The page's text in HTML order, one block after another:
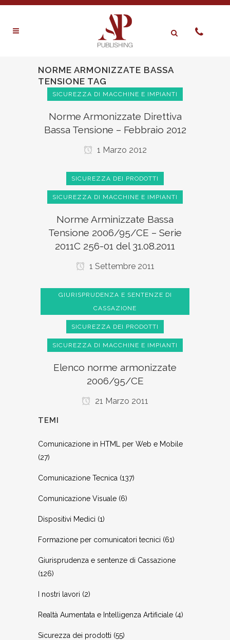
NORME ARMONIZZATE BASSA
TENSIONE TAG
SICUREZZA DI MACCHINE E IMPIANTI
Norme Armonizzate Direttiva
Bassa Tensione – Febbraio 2012
1 Marzo 2012
SICUREZZA DEI PRODOTTI
SICUREZZA DI MACCHINE E IMPIANTI
Norme Arminizzate Bassa
Tensione 2006/95/CE – Serie
2011C 256-01 del 31.08.2011
1 Settembre 2011
GIURISPRUDENZA E SENTENZE DI
CASSAZIONE
SICUREZZA DEI PRODOTTI
SICUREZZA DI MACCHINE E IMPIANTI
Elenco norme armonizzate
2006/95/CE
21 Marzo 2011
TEMI
Comunicazione in HTML per Web e Mobile
(27)
Comunicazione Tecnica (137)
Comunicazione Visuale (6)
Dispositivi Medici (1)
Formazione per comunicatori tecnici (61)
Giurisprudenza e sentenze di Cassazione
(126)
I nostri lavori (2)
Realtà Aumentata e Intelligenza Artificiale (4)
Sicurezza dei prodotti (55)